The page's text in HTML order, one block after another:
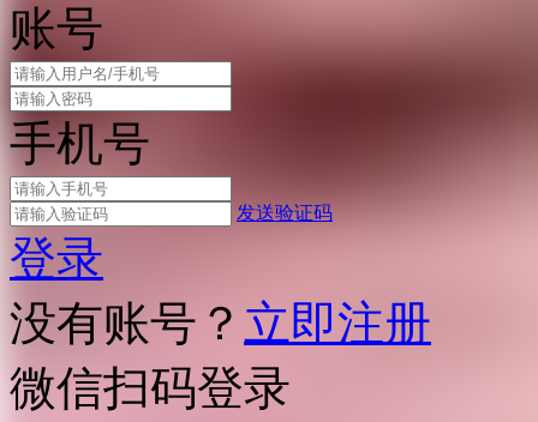
账号
手机号
发送验证码
登录
没有账号？ 立即注册
微信扫码登录